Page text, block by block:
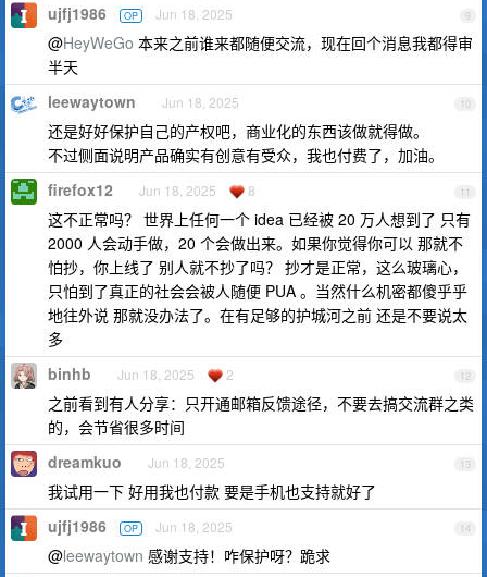
9
ujfj1986 OP Jun 18, 2025
@HeyWeGo 本来之前谁来都随便交流，现在回个消息我都得审
半天
10
leewaytown Jun 18, 2025
还是好好保护自己的产权吧，商业化的东西该做就得做。
不过侧面说明产品确实有创意有受众，我也付费了，加油。
11
firefox12 Jun 18, 2025 8
这不正常吗？ 世界上任何一个 idea 已经被 20 万人想到了 只有
2000 人会动手做，20 个会做出来。如果你觉得你可以 那就不
怕抄，你上线了 别人就不抄了吗？ 抄才是正常，这么玻璃心，
只怕到了真正的社会会被人随便 PUA 。当然什么机密都傻乎乎
地往外说 那就没办法了。在有足够的护城河之前 还是不要说太
多
12
binhb Jun 18, 2025 2
之前看到有人分享：只开通邮箱反馈途径，不要去搞交流群之类
的，会节省很多时间
13
dreamkuo Jun 18, 2025
我试用一下 好用我也付款 要是手机也支持就好了
14
ujfj1986 OP Jun 18, 2025
@leewaytown 感谢支持！咋保护呀？跪求